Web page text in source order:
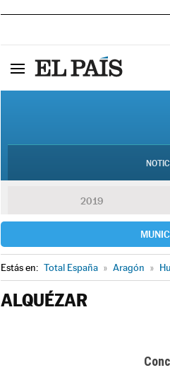
2019
Estás en: Total España » Aragón »
ALQUÉZAR